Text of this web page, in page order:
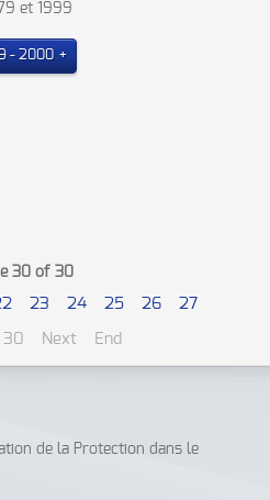
et 1999
- 2000
30 of 30
23 24 25 26 27
30 Next End
de la Protection dans le